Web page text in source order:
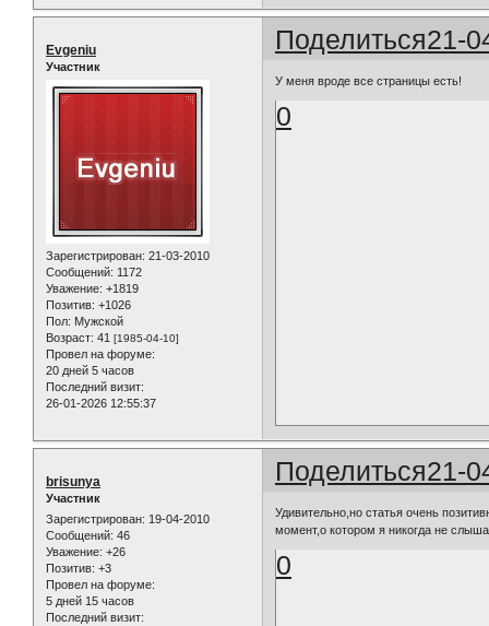
Поделиться21-
Evgeniu
Участник
Зарегистрирован: 21-03-2010
Сообщений: 1172
Уважение: +1819
Позитив: +1026
Пол: Мужской
Возраст: 41 [1985-04-10]
Провел на форуме:
20 дней 5 часов
Последний визит:
26-01-2026 12:55:37
У меня вроде все страницы есть!
0
Поделиться21-
brisunya
Участник
Зарегистрирован: 19-04-2010
Сообщений: 46
Уважение: +26
Позитив: +3
Провел на форуме:
5 дней 15 часов
Последний визит:
Удивительно,но статья очень
момент,о котором я никогда не
0